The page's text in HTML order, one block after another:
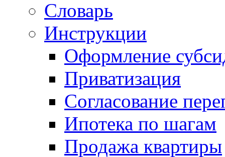
Словарь
Инструкции
Оформление
Приватизация
Согласование
Ипотека по шагам
Продажа квартиры